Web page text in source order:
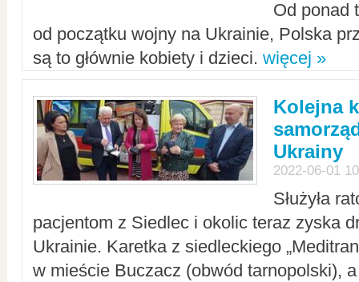
Od ponad
od początku wojny na Ukrainie, Polska
są to głównie kobiety i dzieci. więcej »
Kolejna
Ukrainy
2022-06-01
Służyła
pacjentom z Siedlec i okolic teraz zyska
Ukrainie. Karetka z siedleckiego
w mieście Buczacz (obwód tarnopolski),